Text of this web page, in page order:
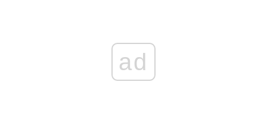
ad